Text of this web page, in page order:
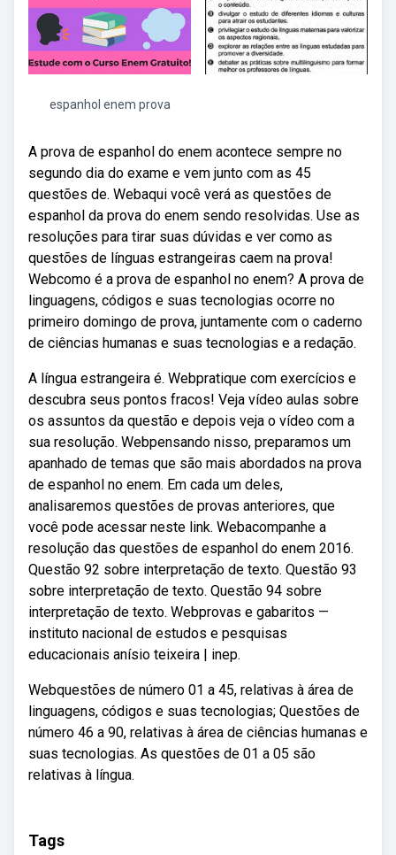
espanhol enem prova
A prova de espanhol do enem acontece sempre no
segundo dia do exame e vem junto com as 45
questões de. Webaqui você verá as questões de
espanhol da prova do enem sendo resolvidas. Use as
resoluções para tirar suas dúvidas e ver como as
questões de línguas estrangeiras caem na prova!
Webcomo é a prova de espanhol no enem? A prova de
linguagens, códigos e suas tecnologias ocorre no
primeiro domingo de prova, juntamente com o caderno
de ciências humanas e suas tecnologias e a redação.
A língua estrangeira é. Webpratique com exercícios e
descubra seus pontos fracos! Veja vídeo aulas sobre
os assuntos da questão e depois veja o vídeo com a
sua resolução. Webpensando nisso, preparamos um
apanhado de temas que são mais abordados na prova
de espanhol no enem. Em cada um deles,
analisaremos questões de provas anteriores, que
você pode acessar neste link. Webacompanhe a
resolução das questões de espanhol do enem 2016.
Questão 92 sobre interpretação de texto. Questão 93
sobre interpretação de texto. Questão 94 sobre
interpretação de texto. Webprovas e gabaritos —
instituto nacional de estudos e pesquisas
educacionais anísio teixeira | inep.
Webquestões de número 01 a 45, relativas à área de
linguagens, códigos e suas tecnologias; Questões de
número 46 a 90, relativas à área de ciências humanas e
suas tecnologias. As questões de 01 a 05 são
relativas à língua.
Tags